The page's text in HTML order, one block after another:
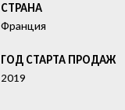
СТРАНА
Франция
ГОД СТАРТА ПРОДАЖ
2019